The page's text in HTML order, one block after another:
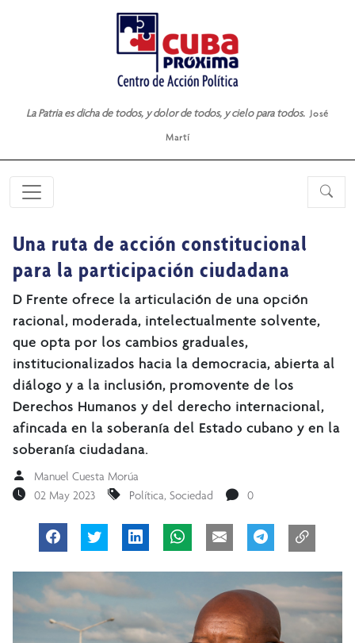
La Patria es dicha de todos, y dolor de todos, y cielo para todos. José
Martí
Una ruta de acción constitucional
para la participación ciudadana
D Frente ofrece la articulación de una opción
racional, moderada, intelectualmente solvente,
que opta por los cambios graduales,
institucionalizados hacia la democracia, abierta al
diálogo y a la inclusión, promovente de los
Derechos Humanos y del derecho internacional,
afincada en la soberanía del Estado cubano y en la
soberanía ciudadana.
Manuel Cuesta Morúa
02 May 2023
Política, Sociedad 0